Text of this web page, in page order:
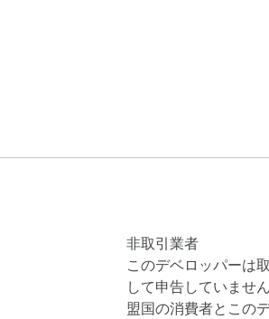
(ブルガリア・レフ)、 BRL (ブラジ
ム)、AUD (豪ドル)、BDT (バングラデ
フラン)、CLP (チリ・ペソ)、CNY (中
・ラリ)、HKD (香港ドル)、HRK (クロ
非取引業者
このデベロッパーは
して申告していませ
盟国の消費者とこの